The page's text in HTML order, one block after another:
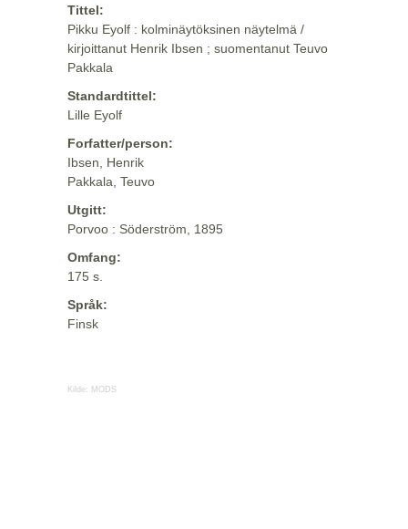
Tittel:
Pikku Eyolf : kolminäytöksinen näytelmä /
kirjoittanut Henrik Ibsen ; suomentanut Teuvo
Pakkala
Standardtittel:
Lille Eyolf
Forfatter/person:
Ibsen, Henrik
Pakkala, Teuvo
Utgitt:
Porvoo : Söderström, 1895
Omfang:
175 s.
Språk:
Finsk
Kilde: MODS